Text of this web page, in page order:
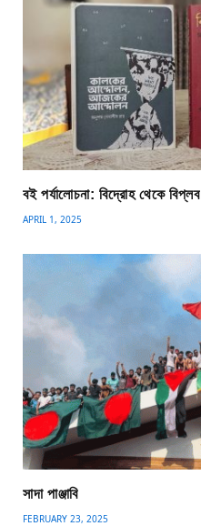
বই পর্যালোচনা: বিদ্রোহ থেকে বিপ্লব
APRIL 1, 2025
সাদা পাঞ্জাবি
FEBRUARY 23, 2025